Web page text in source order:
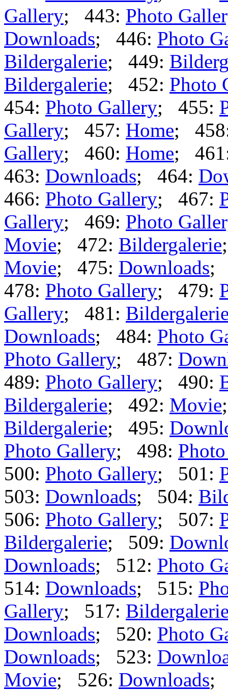
Gallery; 443: Photo
Downloads; 446: Photo
Bildergalerie; 449:
Bildergalerie; 452: Photo
454: Photo Gallery; 455:
Gallery; 457: Home;
Gallery; 460: Home;
463: Downloads; 464:
466: Photo Gallery; 467:
Gallery; 469: Photo
Movie; 472: Bildergalerie
Movie; 475: Downloads;
478: Photo Gallery; 479:
Gallery; 481:
Downloads; 484: Photo
Photo Gallery; 487:
489: Photo Gallery; 490:
Bildergalerie; 492: Movie
Bildergalerie; 495:
Photo Gallery; 498:
500: Photo Gallery; 501:
503: Downloads; 504:
506: Photo Gallery; 507:
Bildergalerie; 509:
Downloads; 512: Photo
514: Downloads; 515:
Gallery; 517:
Downloads; 520: Photo
Downloads; 523:
Movie; 526: Downloads;